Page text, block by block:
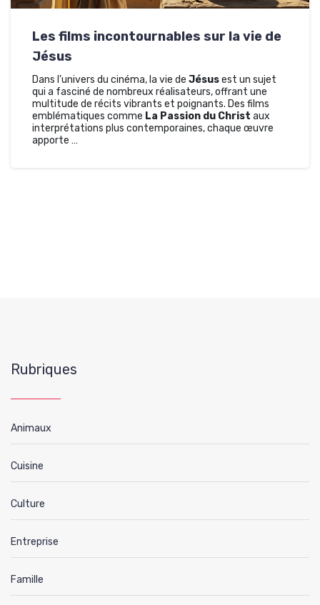
Les films incontournables sur la vie de
Jésus
Dans l’univers du cinéma, la vie de Jésusest un sujet
qui a fasciné de nombreux réalisateurs, offrant une
multitude de récits vibrants et poignants. Des films
emblématiques comme La Passion du Christ aux
interprétations plus contemporaines, chaque œuvre
apporte …
Rubriques
Animaux
Cuisine
Culture
Entreprise
Famille